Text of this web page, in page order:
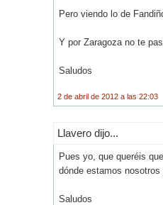
Pero viendo lo de
Y por Zaragoza no te
Saludos
2 de abril de 2012 a las 22:03
Llavero dijo...
Pues yo, que queréis
dónde estamos
Saludos